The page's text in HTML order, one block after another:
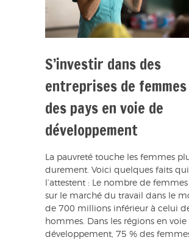
S’investir dans des
entreprises de
des pays en voie de
développement
La pauvreté touche les femmes
durement. Voici quelques faits qui
l’attestent : Le nombre de
sur le marché du travail dans le
de 700 millions inférieur à celui
hommes. Dans les régions en voie
développement, 75 % des